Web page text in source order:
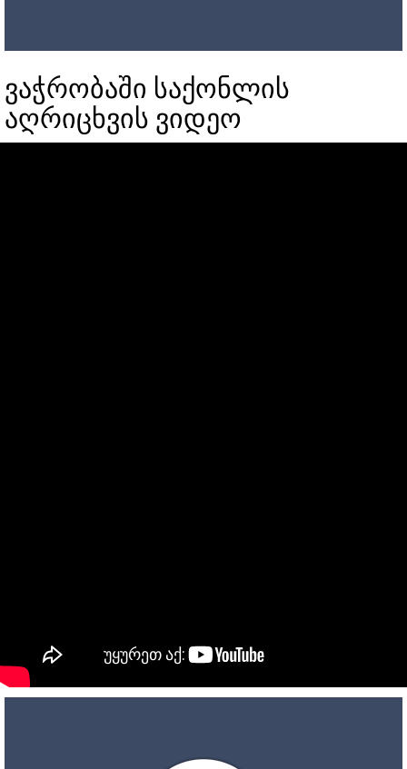
ვაჭრობაში საქონლის
აღრიცხვის ვიდეო